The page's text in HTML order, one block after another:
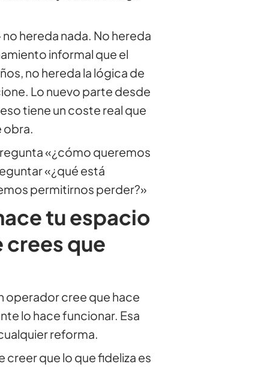
hereda nada. No hereda
informal que el
no hereda la lógica de
Lo nuevo parte desde
tiene un coste real que
obra.
«¿cómo queremos
«¿qué está
permitirnos perder?»
tu espacio
crees que
operador cree que hace
lo hace funcionar. Esa
reforma.
creer que lo que fideliza es